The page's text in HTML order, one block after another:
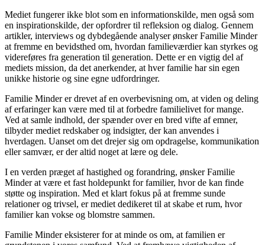
Mediet fungerer ikke blot som en informationskilde, men også som
en inspirationskilde, der opfordrer til refleksion og dialog. Gennem
artikler, interviews og dybdegående analyser ønsker Familie Minder
at fremme en bevidsthed om, hvordan familieværdier kan styrkes og
videreføres fra generation til generation. Dette er en vigtig del af
mediets mission, da det anerkender, at hver familie har sin egen
unikke historie og sine egne udfordringer.
Familie Minder er drevet af en overbevisning om, at viden og deling
af erfaringer kan være med til at forbedre familielivet for mange.
Ved at samle indhold, der spænder over en bred vifte af emner,
tilbyder mediet redskaber og indsigter, der kan anvendes i
hverdagen. Uanset om det drejer sig om opdragelse, kommunikation
eller samvær, er der altid noget at lære og dele.
I en verden præget af hastighed og forandring, ønsker Familie
Minder at være et fast holdepunkt for familier, hvor de kan finde
støtte og inspiration. Med et klart fokus på at fremme sunde
relationer og trivsel, er mediet dedikeret til at skabe et rum, hvor
familier kan vokse og blomstre sammen.
Familie Minder eksisterer for at minde os om, at familien er